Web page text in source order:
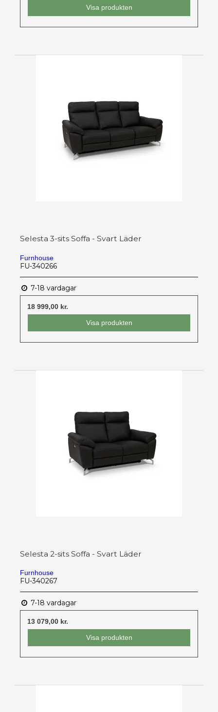
Visa produkten
Selesta 3-sits Soffa - Svart Läder
Furnhouse
FU-340266
7-18 vardagar
18 999,00 kr.
Visa produkten
Selesta 2-sits Soffa - Svart Läder
Furnhouse
FU-340267
7-18 vardagar
13 079,00 kr.
Visa produkten